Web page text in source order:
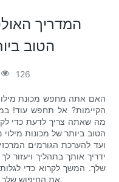
המדריך
הטוב
126
האם אתה מחפש מכונת
הקיימות? אל תחפש עוד!
מה שאתה צריך לדעת כדי
הטוב ביותר של מכונות
ועד להערכת הגורמים
ידריך אותך בתהליך ויעזור
שלך. המשך לקרוא כדי לגלות
את החיפוש שלך אחר ספק מכונות המילוי הנוזל המושלם.